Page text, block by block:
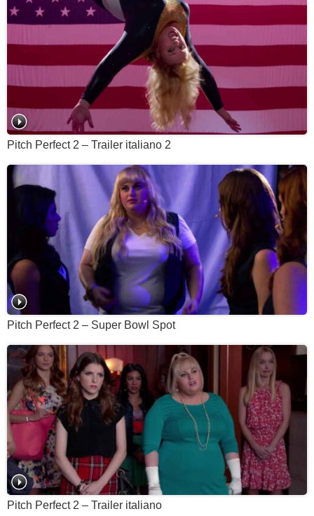
Pitch Perfect 2 – Trailer italiano 2
Pitch Perfect 2 – Super Bowl Spot
Pitch Perfect 2 – Trailer italiano